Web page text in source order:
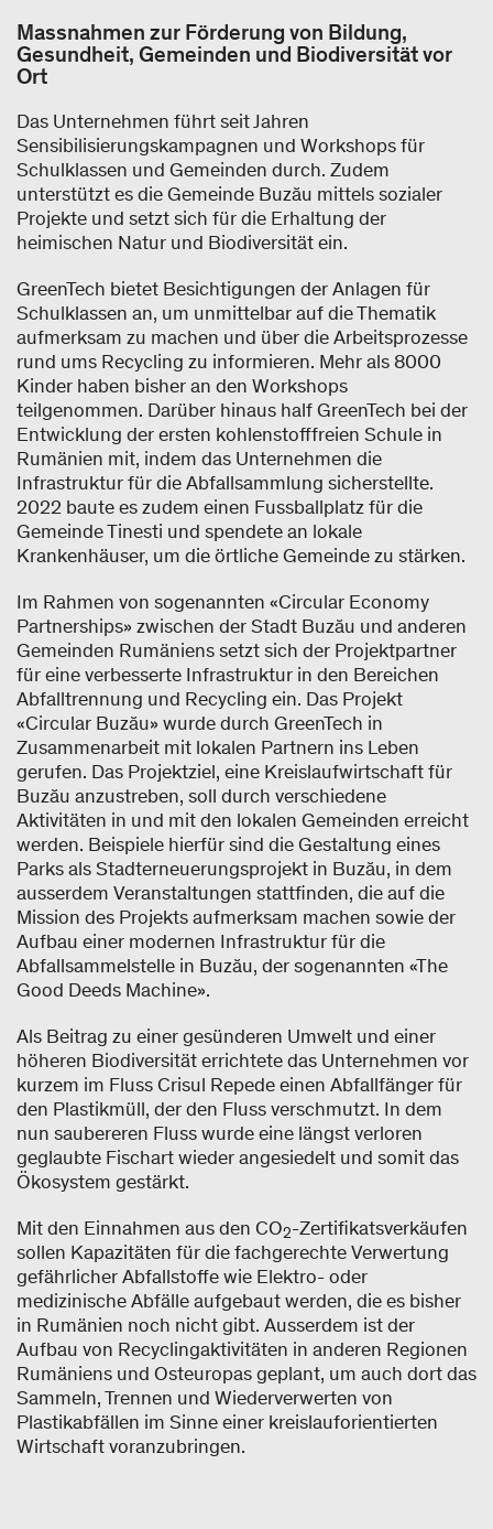
Massnahmen zur Förderung von Bildung,
Gesundheit, Gemeinden und Biodiversität vor
Ort
Das Unternehmen führt seit Jahren
Sensibilisierungskampagnen und Workshops für
Schulklassen und Gemeinden durch. Zudem
unterstützt es die Gemeinde Buzău mittels sozialer
Projekte und setzt sich für die Erhaltung der
heimischen Natur und Biodiversität ein.
GreenTech bietet Besichtigungen der Anlagen für
Schulklassen an, um unmittelbar auf die Thematik
aufmerksam zu machen und über die Arbeitsprozesse
rund ums Recycling zu informieren. Mehr als 8000
Kinder haben bisher an den Workshops
teilgenommen. Darüber hinaus half GreenTech bei der
Entwicklung der ersten kohlenstofffreien Schule in
Rumänien mit, indem das Unternehmen die
Infrastruktur für die Abfallsammlung sicherstellte.
2022 baute es zudem einen Fussballplatz für die
Gemeinde Tinesti und spendete an lokale
Krankenhäuser, um die örtliche Gemeinde zu stärken.
Im Rahmen von sogenannten «Circular Economy
Partnerships» zwischen der Stadt Buzău und anderen
Gemeinden Rumäniens setzt sich der Projektpartner
für eine verbesserte Infrastruktur in den Bereichen
Abfalltrennung und Recycling ein. Das Projekt
«Circular Buzău» wurde durch GreenTech in
Zusammenarbeit mit lokalen Partnern ins Leben
gerufen. Das Projektziel, eine Kreislaufwirtschaft für
Buzău anzustreben, soll durch verschiedene
Aktivitäten in und mit den lokalen Gemeinden erreicht
werden. Beispiele hierfür sind die Gestaltung eines
Parks als Stadterneuerungsprojekt in Buzău, in dem
ausserdem Veranstaltungen stattfinden, die auf die
Mission des Projekts aufmerksam machen sowie der
Aufbau einer modernen Infrastruktur für die
Abfallsammelstelle in Buzău, der sogenannten «The
Good Deeds Machine».
Als Beitrag zu einer gesünderen Umwelt und einer
höheren Biodiversität errichtete das Unternehmen vor
kurzem im Fluss Crisul Repede einen Abfallfänger für
den Plastikmüll, der den Fluss verschmutzt. In dem
nun saubereren Fluss wurde eine längst verloren
geglaubte Fischart wieder angesiedelt und somit das
Ökosystem gestärkt.
Mit den Einnahmen aus den CO2-Zertifikatsverkäufen
sollen Kapazitäten für die fachgerechte Verwertung
gefährlicher Abfallstoffe wie Elektro- oder
medizinische Abfälle aufgebaut werden, die es bisher
in Rumänien noch nicht gibt. Ausserdem ist der
Aufbau von Recyclingaktivitäten in anderen Regionen
Rumäniens und Osteuropas geplant, um auch dort das
Sammeln, Trennen und Wiederverwerten von
Plastikabfällen im Sinne einer kreislauforientierten
Wirtschaft voranzubringen.